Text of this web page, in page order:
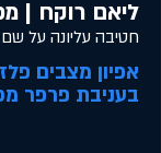
ליאם רוקח |
חטיבה עליונה על
אפיון מצבים
בעניבת פרפר